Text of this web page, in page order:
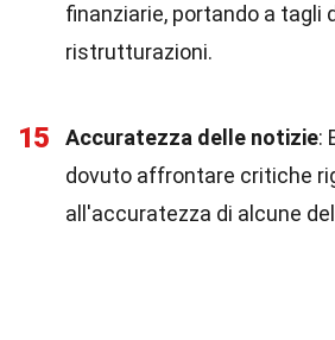
finanziarie, portando a tagli
ristrutturazioni.
15 Accuratezza delle notizie:
dovuto affrontare critiche
all'accuratezza di alcune